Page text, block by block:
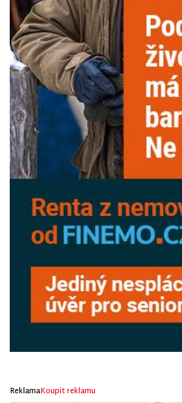
ReklamaKoupit reklamu